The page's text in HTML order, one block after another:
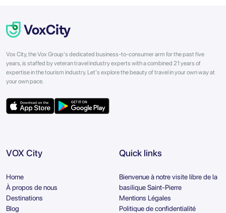
Vox City, the Vox Group's dedicated business-to-consumer arm for the past five
years, is staffed by veteran travel industry experts with a combined 21 years of
expertise in the tourism industry. Let's explore the beauty of travel in your own way at
your own pace.
VOX City
Home
À propos de nous
Destinations
Blog
Quick links
Bienvenue à notre visite libre de la
basilique Saint-Pierre
Mentions Légales
Politique de confidentialité